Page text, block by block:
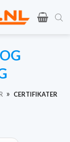
» CERTIFIKATER